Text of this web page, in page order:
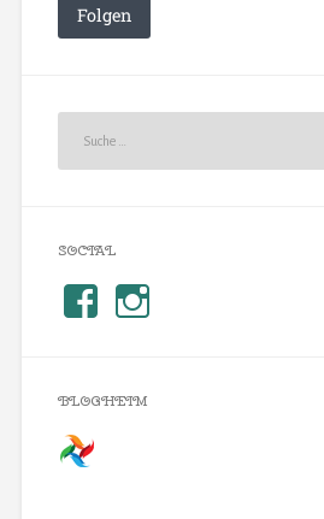
Folgen
SOCIAL
BLOGHEIM